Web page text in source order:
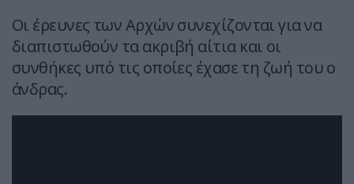
Οι έρευνες των Αρχών συνεχίζονται για να
διαπιστωθούν τα ακριβή αίτια και οι
συνθήκες υπό τις οποίες έχασε τη ζωή του ο
άνδρας.